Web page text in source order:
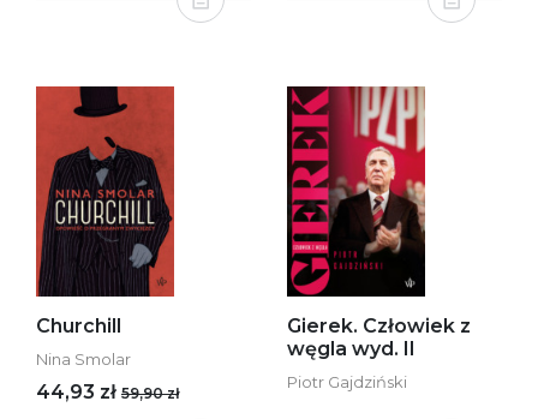
Churchill
Nina Smolar
44,93 zł 59,90 zł
Gierek. Człowiek z
węgla wyd. II
Piotr Gajdziński